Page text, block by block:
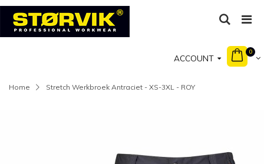
ACCOUNT
0
Home Stretch Werkbroek Antraciet - XS-3XL - ROY